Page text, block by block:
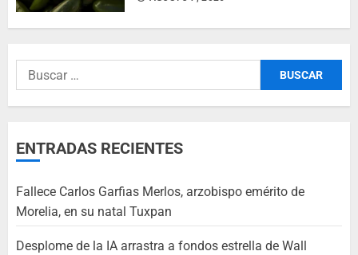
ENTRADAS RECIENTES
Fallece Carlos Garfias Merlos, arzobispo emérito de
Morelia, en su natal Tuxpan
Desplome de la IA arrastra a fondos estrella de Wall